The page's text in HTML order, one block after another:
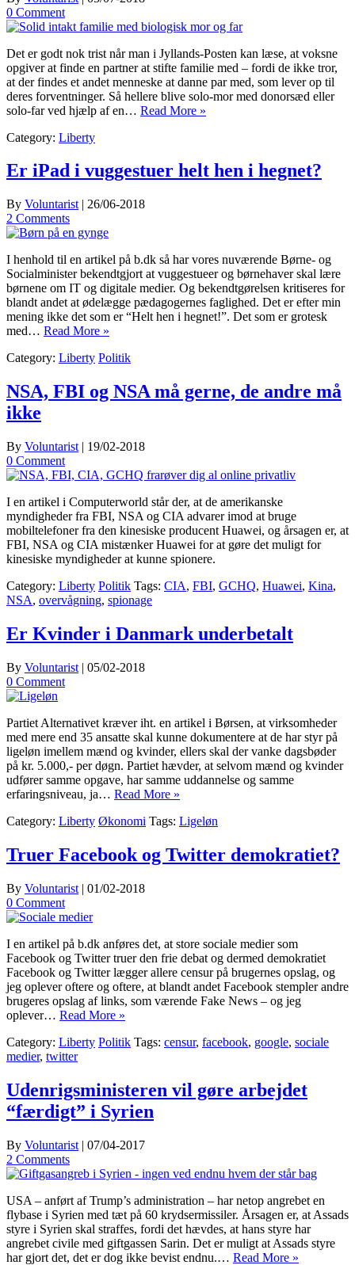
0 Comment
Det er godt nok trist når man i Jyllands-Posten kan læse, at voksne
opgiver at finde en partner at stifte familie med – fordi de ikke tror,
at der findes et andet menneske at danne par med, som lever op til
deres forventninger. Så hellere blive solo-mor med donorsæd eller
solo-far ved hjælp af en… Read More »
Category: Liberty
Er iPad i vuggestuer helt hen i hegnet?
By Voluntarist | 26/06-2018
2 Comments
I henhold til en artikel på b.dk så har vores nuværende Børne- og
Socialminister bekendtgjort at vuggestueer og børnehaver skal lære
børnene om IT og digitale medier. Og bekendtgørelsen kritiseres for
blandt andet at ødelægge pædagogernes faglighed. Det er efter min
mening ikke det som er “Helt hen i hegnet!”. Det som er grotesk
med… Read More »
Category: Liberty Politik
NSA, FBI og NSA må gerne, de andre må
ikke
By Voluntarist | 19/02-2018
0 Comment
I en artikel i Computerworld står der, at de amerikanske
myndigheder fra FBI, NSA og CIA advarer imod at bruge
mobiltelefoner fra den kinesiske producent Huawei, og årsagen er, at
FBI, NSA og CIA mistænker Huawei for at gøre det muligt for
kinesiske myndigheder at kunne spionere.
Category: Liberty Politik Tags: CIA, FBI, GCHQ, Huawei, Kina,
NSA, overvågning, spionage
Er Kvinder i Danmark underbetalt
By Voluntarist | 05/02-2018
0 Comment
Partiet Alternativet kræver iht. en artikel i Børsen, at virksomheder
med mere end 35 ansatte skal kunne dokumentere at de har styr på
ligeløn imellem mænd og kvinder, ellers skal der vanke dagsbøder
på kr. 5.000,- per døgn. Partiet hævder, at selvom mænd og kvinder
udfører samme opgave, har samme uddannelse og samme
erfaringsniveau, ja… Read More »
Category: Liberty Økonomi Tags: Ligeløn
Truer Facebook og Twitter demokratiet?
By Voluntarist | 01/02-2018
0 Comment
I en artikel på b.dk anføres det, at store sociale medier som
Facebook og Twitter truer den frie debat og dermed demokratiet
Facebook og Twitter lægger allere censur på brugernes opslag, og
jeg oplever oftere og oftere, at blandt andet Facebook stempler andre
brugeres opslag af links, som værende Fake News – og jeg
oplever… Read More »
Category: Liberty Politik Tags: censur, facebook, google, sociale
medier, twitter
Udenrigsministeren vil gøre arbejdet
“færdigt” i Syrien
By Voluntarist | 07/04-2017
2 Comments
USA – anført af Trump’s administration – har netop angrebet en
flybase i Syrien med tæt på 60 krydsermissiler. Årsagen er, at Assads
styre i Syrien skal straffes, fordi det hævdes, at hans styre har
angrebet civile med giftgassen Sarin. Det er muligt at Assads styre
har gjort det, det er dog ikke bevist endnu.… Read More »